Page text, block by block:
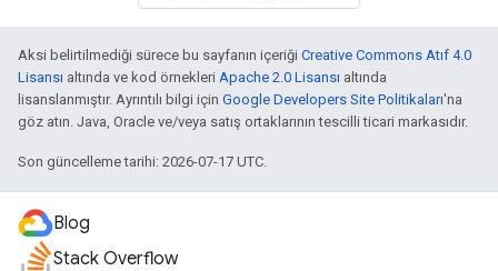
Aksi belirtilmediği sürece bu sayfanın içeriği Creative Commons Atıf 4.0
Lisansı altında ve kod örnekleri Apache 2.0 Lisansı altında
lisanslanmıştır. Ayrıntılı bilgi için Google Developers Site Politikaları'na
göz atın. Java, Oracle ve/veya satış ortaklarının tescilli ticari markasıdır.
Son güncelleme tarihi: 2026-07-17 UTC.
Blog
Stack Overflow